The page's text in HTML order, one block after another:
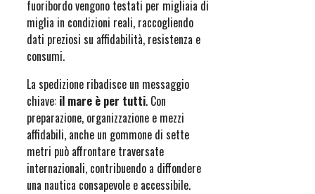
fuoribordo vengono testati per migliaia di
miglia in condizioni reali, raccogliendo
dati preziosi su affidabilità, resistenza e
consumi.
La spedizione ribadisce un messaggio
chiave: il mare è per tutti. Con
preparazione, organizzazione e mezzi
affidabili, anche un gommone di sette
metri può affrontare traversate
internazionali, contribuendo a diffondere
una nautica consapevole e accessibile.